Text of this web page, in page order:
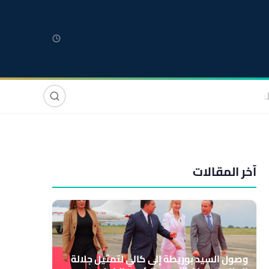
صوت وصورة
آخر المقالات
وصول السيد بوريطة إلى كالي لتمثيل جلالة